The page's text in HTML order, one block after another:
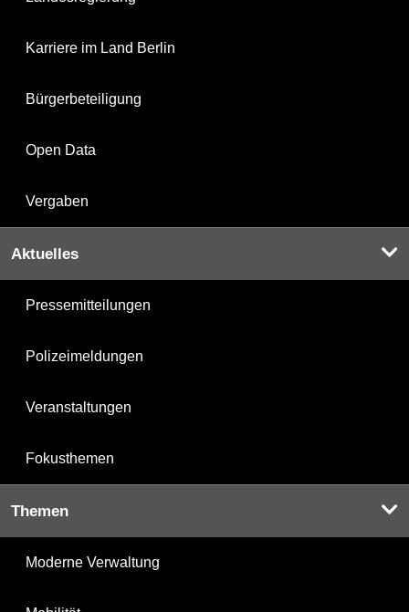
Karriere im Land Berlin
Bürgerbeteiligung
Open Data
Vergaben
Aktuelles
Pressemitteilungen
Polizeimeldungen
Veranstaltungen
Fokusthemen
Themen
Moderne Verwaltung